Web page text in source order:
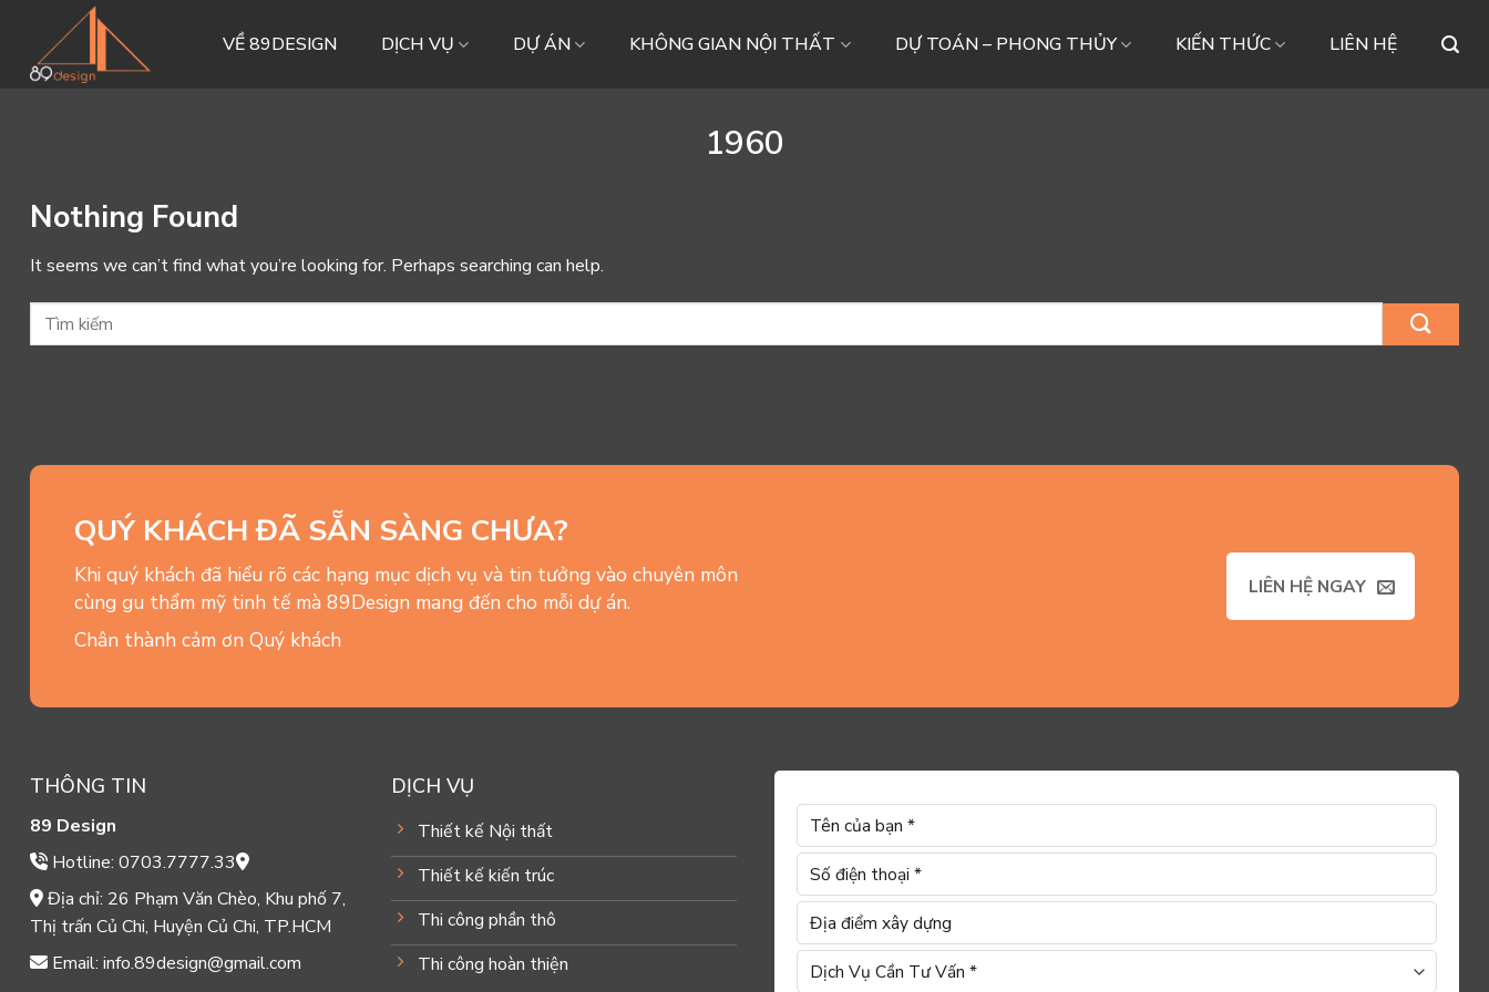
content
VỀ 89DESIGN DỊCH VỤ DỰ ÁN KHÔNG GIAN NỘI THẤT DỰ TOÁN – PHONG THỦY KIẾN THỨC LIÊN HỆ
1960
Nothing Found
It seems we can’t find what you’re looking for. Perhaps searching can help.
QUÝ KHÁCH ĐÃ SẴN SÀNG CHƯA?
Khi quý khách đã hiểu rõ các hạng mục dịch vụ và tin tưởng vào chuyên môn
cùng gu thẩm mỹ tinh tế mà 89Design mang đến cho mỗi dự án.
Chân thành cảm ơn Quý khách
LIÊN HỆ NGAY
THÔNG TIN
89 Design
Hotline: 0703.7777.33
Địa chỉ: 26 Phạm Văn Chèo, Khu phố 7,
Thị trấn Củ Chi, Huyện Củ Chi, TP.HCM
Email: info.89design@gmail.com
DỊCH VỤ
Thiết kế Nội thất
Thiết kế kiến trúc
Thi công phần thô
Thi công hoàn thiện